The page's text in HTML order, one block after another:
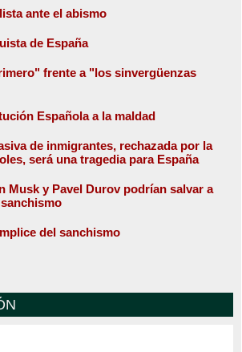
ante el abismo
de España
frente a "los sinvergüenzas
Española a la maldad
de inmigrantes, rechazada por la
será una tragedia para España
Musk y Pavel Durov podrían salvar a
del sanchismo